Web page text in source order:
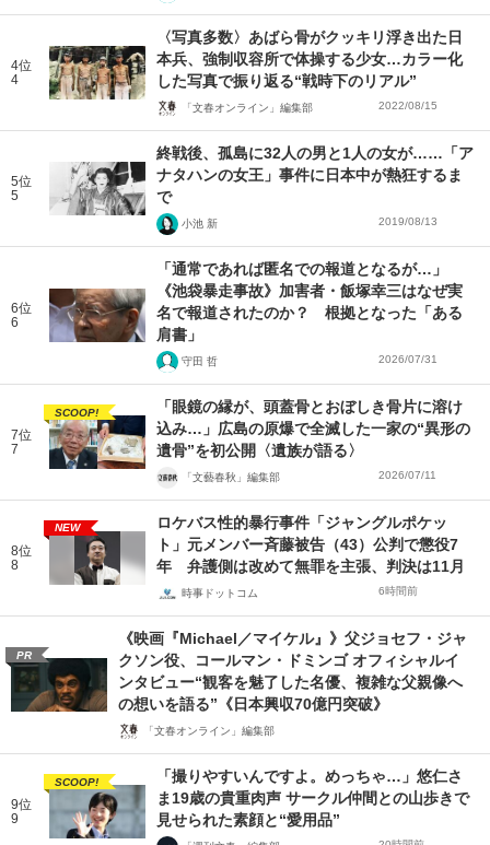
4位
4
〈写真多数〉あばら骨がクッキリ浮き出た日
本兵、強制収容所で体操する少女…カラー化
した写真で振り返る“戦時下のリアル”
「文春オンライン」編集部 2022/08/15
5位
5
終戦後、孤島に32人の男と1人の女が……「ア
ナタハンの女王」事件に日本中が熱狂するま
で
小池 新 2019/08/13
6位
6
「通常であれば匿名での報道となるが…」
《池袋暴走事故》加害者・飯塚幸三はなぜ実
名で報道されたのか？ 根拠となった「ある
肩書」
守田 哲 2026/07/31
7位
7
SCOOP!
「眼鏡の縁が、頭蓋骨とおぼしき骨片に溶け
込み…」広島の原爆で全滅した一家の“異形の
遺骨”を初公開〈遺族が語る〉
「文藝春秋」編集部 2026/07/11
8位
8
NEW
ロケバス性的暴行事件「ジャングルポケッ
ト」元メンバー斉藤被告（43）公判で懲役7
年 弁護側は改めて無罪を主張、判決は11月
時事ドットコム 6時間前
PR
《映画『Michael／マイケル』》父ジョセフ・ジャ
クソン役、コールマン・ドミンゴ オフィシャルイ
ンタビュー“観客を魅了した名優、複雑な父親像へ
の想いを語る”《日本興収70億円突破》
「文春オンライン」編集部
9位
9
SCOOP!
「撮りやすいんですよ。めっちゃ…」悠仁さ
ま19歳の貴重肉声 サークル仲間との山歩きで
見せられた素顔と“愛用品”